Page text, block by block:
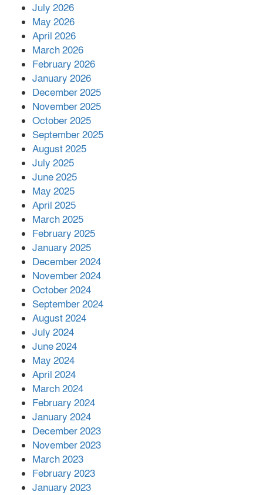
পর ফোন তারেক রহমানের,গ্যাস সঙ্কট
সহায়তা দিলেন সাচিং প্রু জেরী
July 2026
May 2026
April 2026
March 2026
February 2026
January 2026
December 2025
November 2025
October 2025
September 2025
August 2025
July 2025
June 2025
May 2025
April 2025
March 2025
February 2025
January 2025
December 2024
November 2024
October 2024
September 2024
August 2024
July 2024
June 2024
May 2024
April 2024
March 2024
February 2024
January 2024
December 2023
November 2023
March 2023
February 2023
January 2023